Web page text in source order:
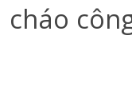
cháo